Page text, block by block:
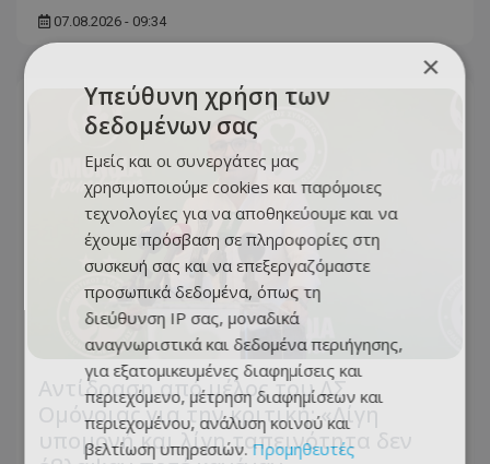
07.08.2026 - 09:34
Αντίδραση από μέλος του ΔΣ
Ομόνοιας για την κριτική: «Λίγη
υπομονή και λίγη ταπεινότητα δεν
×
Υπεύθυνη χρήση των
δεδομένων σας
Εμείς και οι συνεργάτες μας
χρησιμοποιούμε cookies και παρόμοιες
τεχνολογίες για να αποθηκεύουμε και να
έχουμε πρόσβαση σε πληροφορίες στη
συσκευή σας και να επεξεργαζόμαστε
προσωπικά δεδομένα, όπως τη
διεύθυνση IP σας, μοναδικά
αναγνωριστικά και δεδομένα περιήγησης,
για εξατομικευμένες διαφημίσεις και
περιεχόμενο, μέτρηση διαφημίσεων και
περιεχομένου, ανάλυση κοινού και
βελτίωση υπηρεσιών. Προμηθευτές